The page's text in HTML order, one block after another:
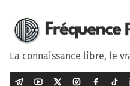
La connaissance libre, le